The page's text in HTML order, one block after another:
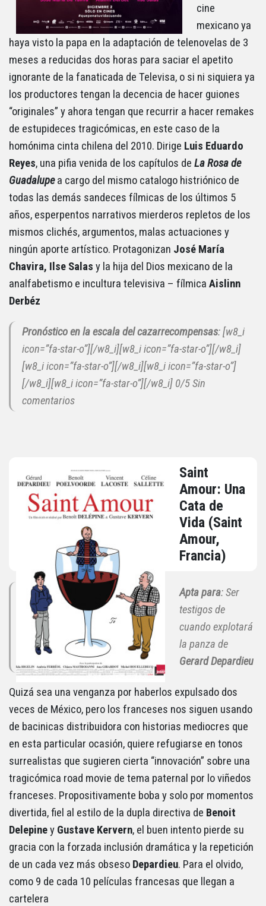
cine
mexicano ya
haya visto la papa en la adaptación de telenovelas de 3
meses a reducidas dos horas para saciar el apetito
ignorante de la fanaticada de Televisa, o si ni siquiera ya
los productores tengan la decencia de hacer guiones
“originales” y ahora tengan que recurrir a hacer remakes
de estupideces tragicómicas, en este caso de la
homónima cinta chilena del 2010. Dirige Luis Eduardo
Reyes, una pifia venida de los capítulos de La Rosa de
Guadalupea cargo del mismo catalogo histriónico de
todas las demás sandeces fílmicas de los últimos 5
años, esperpentos narrativos mierderos repletos de los
mismos clichés, argumentos, malas actuaciones y
ningún aporte artístico. Protagonizan José María
Chavira, Ilse Salas y la hija del Dios mexicano de la
analfabetismo e incultura televisiva – fílmica Aislinn
Derbéz
Pronóstico en la escala del cazarrecompensas: [w8_i
icon=”fa-star-o”][/w8_i][w8_i icon=”fa-star-o”][/w8_i]
[w8_i icon=”fa-star-o”][/w8_i][w8_i icon=”fa-star-o”]
[/w8_i][w8_i icon=”fa-star-o”][/w8_i] 0/5 Sin
comentarios
Saint
Amour: Una
Cata de
Vida (Saint
Amour,
Francia)
Apta para: Ser
testigos de
cuando explotará
la panza de
Gerard Depardieu
Quizá sea una venganza por haberlos expulsado dos
veces de México, pero los franceses nos siguen usando
de bacinicas distribuidora con historias mediocres que
en esta particular ocasión, quiere refugiarse en tonos
surrealistas que sugieren cierta “innovación” sobre una
tragicómica road movie de tema paternal por lo viñedos
franceses. Propositivamente boba y solo por momentos
divertida, fiel al estilo de la dupla directiva de Benoit
Delepiney Gustave Kervern, el buen intento pierde su
gracia con la forzada inclusión dramática y la repetición
de un cada vez más obseso Depardieu. Para el olvido,
como 9 de cada 10 películas francesas que llegan a
cartelera